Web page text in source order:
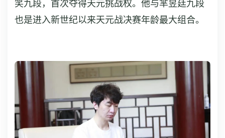
笑九段，首次夺得天元挑战权。他与芈昱廷九段
也是进入新世纪以来天元战决赛年龄最大组合。